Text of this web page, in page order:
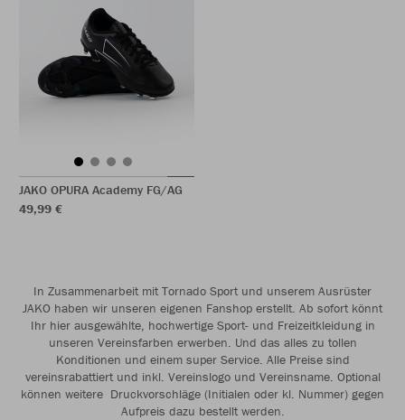
JAKO OPURA Academy FG/AG
49,99 €
In Zusammenarbeit mit Tornado Sport und unserem Ausrüster
JAKO haben wir unseren eigenen Fanshop erstellt. Ab sofort könnt
Ihr hier ausgewählte, hochwertige Sport- und Freizeitkleidung in
unseren Vereinsfarben erwerben. Und das alles zu tollen
Konditionen und einem super Service. Alle Preise sind
vereinsrabattiert und inkl. Vereinslogo und Vereinsname. Optional
können weitere Druckvorschläge (Initialen oder kl. Nummer) gegen
Aufpreis dazu bestellt werden.